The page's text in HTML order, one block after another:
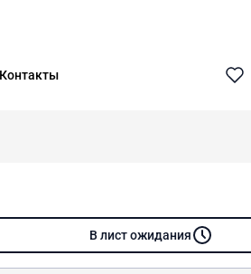
Контакты
В лист ожидания